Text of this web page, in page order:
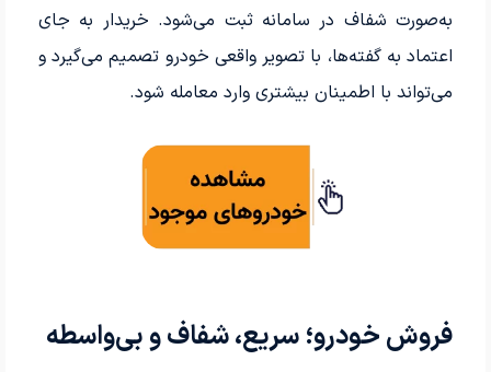
به‌صورت شفاف در سامانه ثبت می‌شود. خریدار به جای
اعتماد به گفته‌ها، با تصویر واقعی خودرو تصمیم می‌گیرد و
می‌تواند با اطمینان بیشتری وارد معامله شود.
فروش خودرو؛ سریع، شفاف و بی‌واسطه